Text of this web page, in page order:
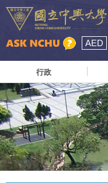
AED
行政